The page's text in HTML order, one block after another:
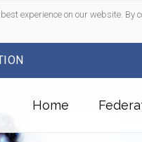
experience on our website.
Home